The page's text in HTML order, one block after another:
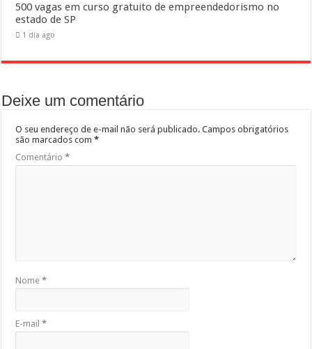
500 vagas em curso gratuito de empreendedorismo no
estado de SP
1 dia ago
Deixe um comentário
O seu endereço de e-mail não será publicado. Campos obrigatórios
são marcados com*
Comentário*
Nome*
E-mail*